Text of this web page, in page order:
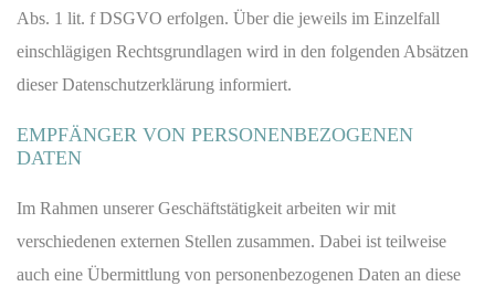
Abs. 1 lit. f DSGVO erfolgen. Über die jeweils im Einzelfall
einschlägigen Rechtsgrundlagen wird in den folgenden Absätzen
dieser Datenschutzerklärung informiert.
EMPFÄNGER VON PERSONENBEZOGENEN
DATEN
Im Rahmen unserer Geschäftstätigkeit arbeiten wir mit
verschiedenen externen Stellen zusammen. Dabei ist teilweise
auch eine Übermittlung von personenbezogenen Daten an diese